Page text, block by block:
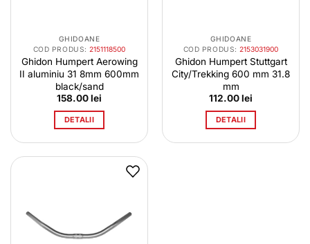
GHIDOANE
COD PRODUS:2151118500
Ghidon Humpert Aerowing
II aluminiu 31 8mm 600mm
black/sand
158.00lei
DETALII
GHIDOANE
COD PRODUS:2153031900
Ghidon Humpert Stuttgart
City/Trekking 600 mm 31.8
mm
112.00lei
DETALII